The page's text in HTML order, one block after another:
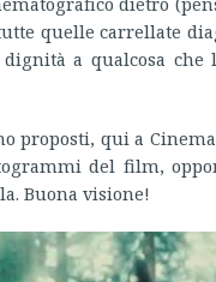
quelle carrellate
a qualcosa
proposti, qui a
del film,
Buona visione!